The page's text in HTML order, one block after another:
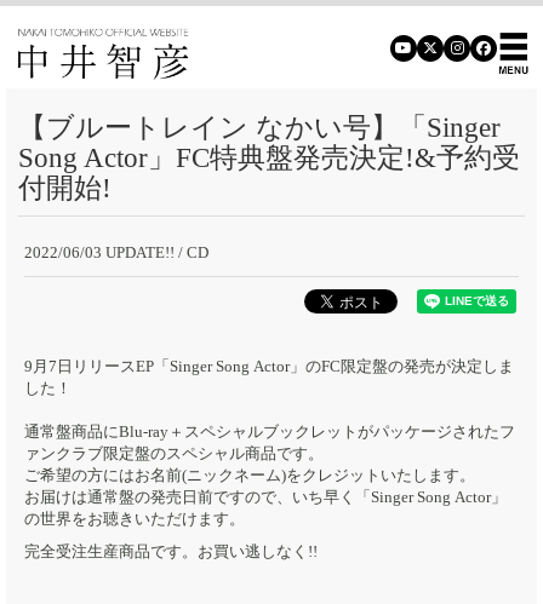
【ブルートレイン なかい号】「Singer
Song Actor」FC特典盤発売決定!&予約受
付開始!
2022/06/03 UPDATE!! / CD
9月7日リリースEP「Singer Song Actor」のFC限定盤の発売が決定しま
した！
通常盤商品にBlu-ray＋スペシャルブックレットがパッケージされたフ
ァンクラブ限定盤のスペシャル商品です。
ご希望の方にはお名前(ニックネーム)をクレジットいたします。
お届けは通常盤の発売日前ですので、いち早く「Singer Song Actor」
の世界をお聴きいただけます。
完全受注生産商品です。お買い逃しなく!!